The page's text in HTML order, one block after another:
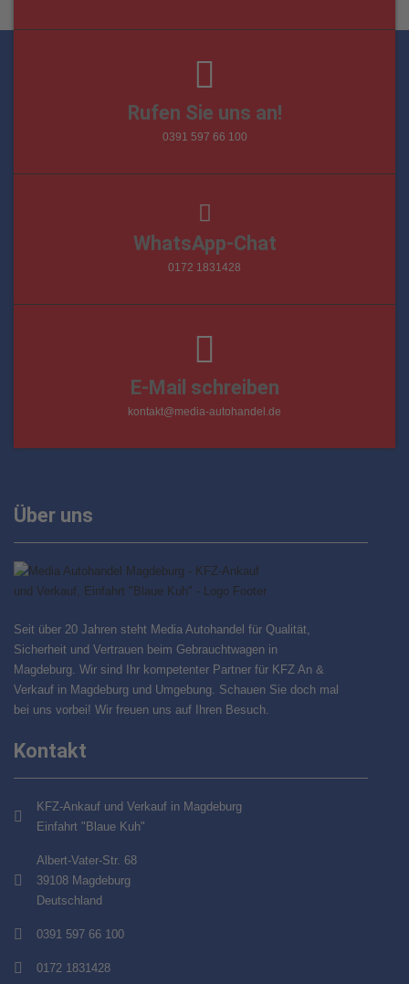
Rufen Sie uns an!
0391 597 66 100
WhatsApp-Chat
0172 1831428
E-Mail schreiben
kontakt@media-autohandel.de
Über uns
Seit über 20 Jahren steht Media Autohandel für Qualität,
Sicherheit und Vertrauen beim Gebrauchtwagen in
Magdeburg. Wir sind Ihr kompetenter Partner für KFZ An &
Verkauf in Magdeburg und Umgebung. Schauen Sie doch mal
bei uns vorbei! Wir freuen uns auf Ihren Besuch.
Kontakt
KFZ-Ankauf und Verkauf in Magdeburg
Einfahrt "Blaue Kuh"
Albert-Vater-Str. 68
39108 Magdeburg
Deutschland
0391 597 66 100
0172 1831428